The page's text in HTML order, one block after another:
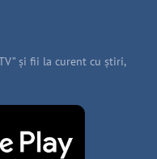
și fii la curent cu știri,